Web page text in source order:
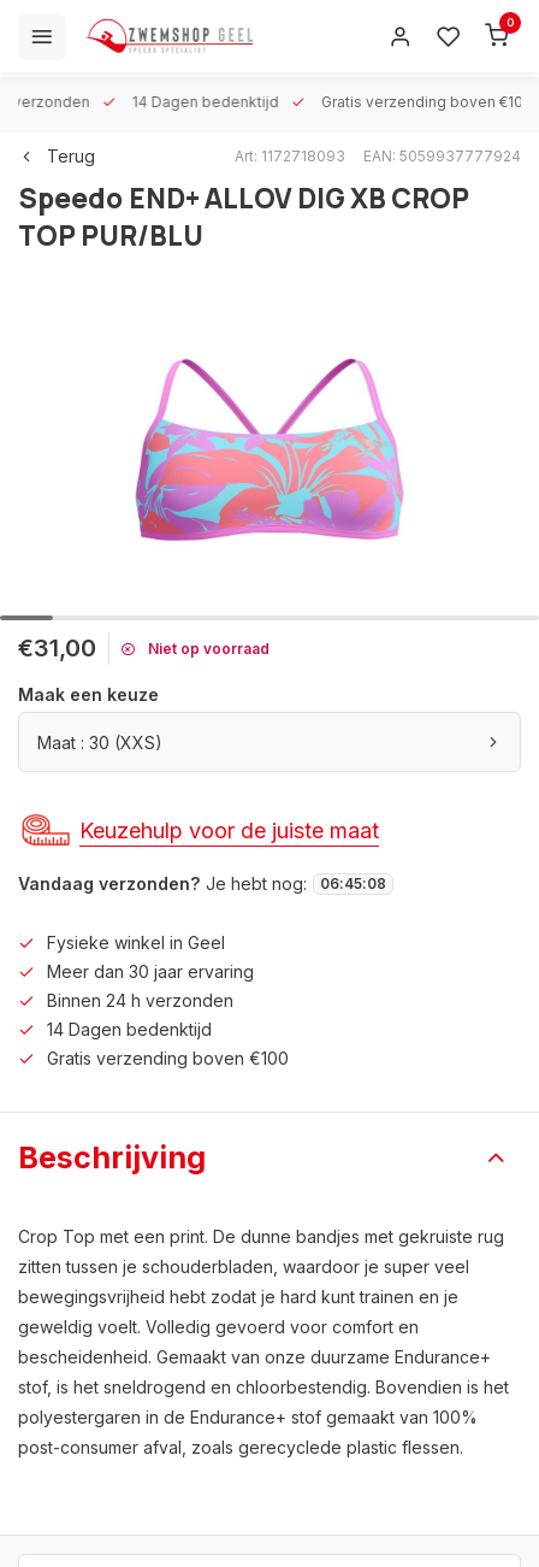
0
verzonden 14 Dagen bedenktijd Gratis verzending boven €100
Terug Art: 1172718093 EAN: 5059937777924
Speedo END+ ALLOV DIG XB CROP
TOP PUR/BLU
€31,00 Niet op voorraad
Maak een keuze
Maat : 30 (XXS)
Keuzehulp voor de juiste maat
Vandaag verzonden? Je hebt nog: 06:45:08
Fysieke winkel in Geel
Meer dan 30 jaar ervaring
Binnen 24 h verzonden
14 Dagen bedenktijd
Gratis verzending boven €100
Beschrijving
Crop Top met een print. De dunne bandjes met gekruiste rug
zitten tussen je schouderbladen, waardoor je super veel
bewegingsvrijheid hebt zodat je hard kunt trainen en je
geweldig voelt. Volledig gevoerd voor comfort en
bescheidenheid. Gemaakt van onze duurzame Endurance+
stof, is het sneldrogend en chloorbestendig. Bovendien is het
polyestergaren in de Endurance+ stof gemaakt van 100%
post-consumer afval, zoals gerecyclede plastic flessen.